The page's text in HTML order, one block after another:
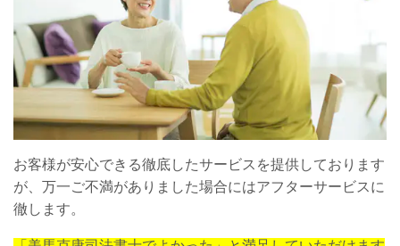
お客様が安心できる徹底したサービスを提供しております
が、万一ご不満がありました場合にはアフターサービスに
徹します。